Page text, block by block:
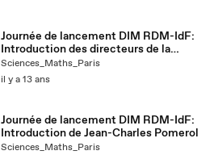
Journée de lancement DIM RDM-IdF:
Introduction des directeurs de la
FSMP, FMJH et LabEx Bezout
Sciences_Maths_Paris
il y a 13 ans
Journée de lancement DIM RDM-IdF:
Introduction de Jean-Charles Pomerol
Sciences_Maths_Paris